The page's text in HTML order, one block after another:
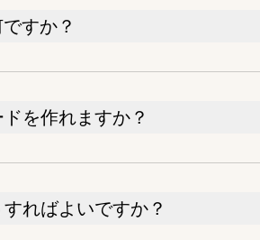
すか？
を作れますか？
ればよいですか？